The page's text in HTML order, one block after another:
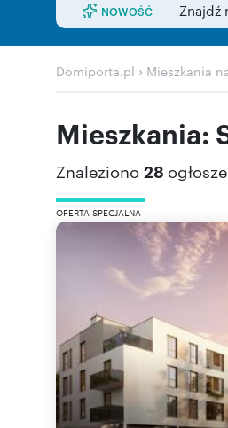
NOWOŚĆ Znajdź
Domiporta.pl › Mieszkania
Mieszkania:
Znaleziono 28
OFERTA SPECJALNA